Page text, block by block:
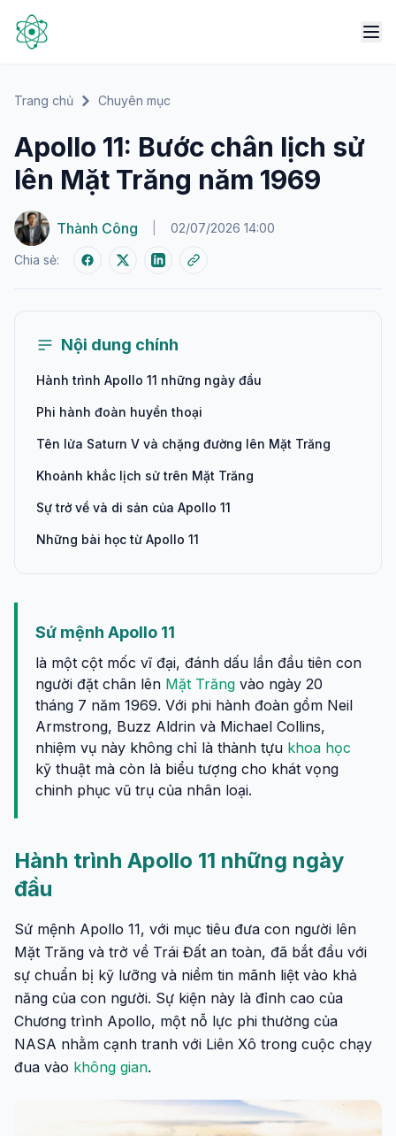
Trang chủ Chuyên mục
Apollo 11: Bước chân lịch sử
lên Mặt Trăng năm 1969
Thành Công 02/07/2026 14:00
Chia sẻ:
Nội dung chính
Hành trình Apollo 11 những ngày đầu
Phi hành đoàn huyền thoại
Tên lửa Saturn V và chặng đường lên Mặt Trăng
Khoảnh khắc lịch sử trên Mặt Trăng
Sự trở về và di sản của Apollo 11
Những bài học từ Apollo 11
Sứ mệnh Apollo 11
là một cột mốc vĩ đại, đánh dấu lần đầu tiên con
người đặt chân lên Mặt Trăng vào ngày 20
tháng 7 năm 1969. Với phi hành đoàn gồm Neil
Armstrong, Buzz Aldrin và Michael Collins,
nhiệm vụ này không chỉ là thành tựu khoa học
kỹ thuật mà còn là biểu tượng cho khát vọng
chinh phục vũ trụ của nhân loại.
Hành trình Apollo 11 những ngày
đầu
Sứ mệnh Apollo 11, với mục tiêu đưa con người lên
Mặt Trăng và trở về Trái Đất an toàn, đã bắt đầu với
sự chuẩn bị kỹ lưỡng và niềm tin mãnh liệt vào khả
năng của con người. Sự kiện này là đỉnh cao của
Chương trình Apollo, một nỗ lực phi thường của
NASA nhằm cạnh tranh với Liên Xô trong cuộc chạy
đua vào không gian.